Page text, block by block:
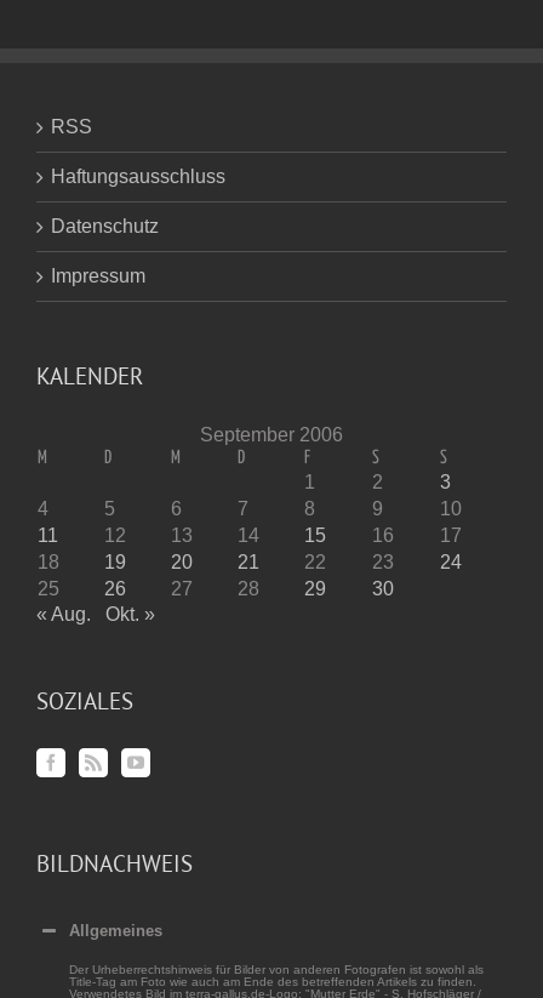
RSS
Haftungsausschluss
Datenschutz
Impressum
KALENDER
September 2006
M D M D F S S
1 2
3
4
5 6 7 8 9
10
11
12 13 14 15 16
17
18
19 20 21 22 23
24
25
26 27 28 29
30
« Aug.
Okt. »
SOZIALES
BILDNACHWEIS
Allgemeines
Der Urheberrechtshinweis für Bilder von anderen Fotografen ist sowohl als
Title-Tag am Foto wie auch am Ende des betreffenden Artikels zu finden.
Verwendetes Bild im terra-gallus.de-Logo: "Mutter Erde" - S. Hofschläger /